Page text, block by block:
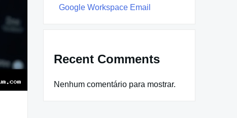
Google Workspace Email
Recent Comments
Nenhum comentário para mostrar.